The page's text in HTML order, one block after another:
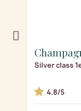
Silver class
4.8/5